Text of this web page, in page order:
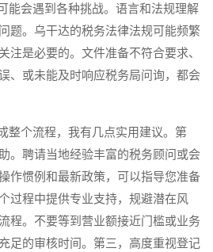
会遇到各种挑战。语言和法规理解
题。乌干达的税务法律法规可能频繁
注是必要的。文件准备不符合要求、
、或未能及时响应税务局问询，都会
个流程，我有几点实用建议。第
。聘请当地经验丰富的税务顾问或会
作惯例和最新政策，可以指导您准备
过程中提供专业支持，规避潜在风
程。不要等到营业额接近门槛或业务
足的审核时间。第三，高度重视登记